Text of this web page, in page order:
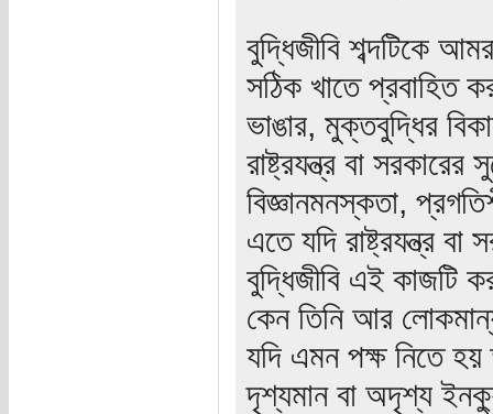
বুদ্ধিজীবি শব্দটিকে
সঠিক খাতে প্রবাহিত
ভাঙার, মুক্তবুদ্ধির
রাষ্ট্রযন্ত্র বা
বিজ্ঞানমনস্কতা,
এতে যদি রাষ্ট্রযন্ত্র
বুদ্ধিজীবি এই কাজটি
কেন তিনি আর
যদি এমন পক্ষ নিতে
দৃশ্যমান বা অদৃশ্য